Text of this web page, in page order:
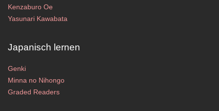
Kenzaburo Oe
Yasunari Kawabata
Japanisch lernen
Genki
Minna no Nihongo
Graded Readers